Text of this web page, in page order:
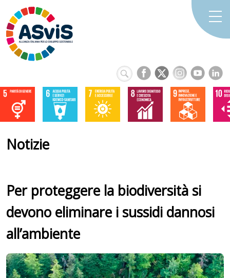
Notizie
Per proteggere la biodiversità si
devono eliminare i sussidi dannosi
all’ambiente